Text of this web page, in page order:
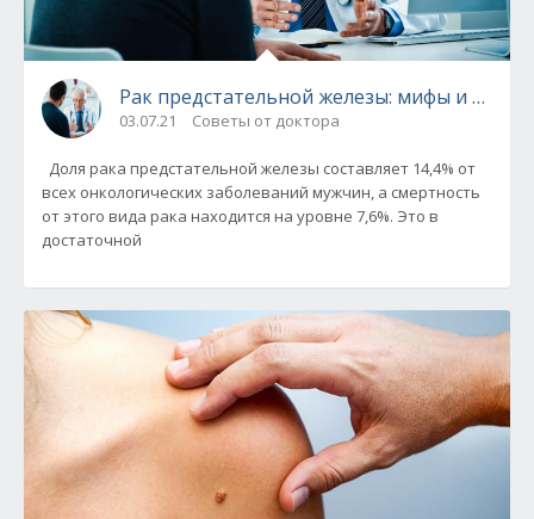
Рак предстательной железы: мифы и
03.07.21 Советы от доктора
Доля рака предстательной железы составляет 14,4% от
всех онкологических заболеваний мужчин, а смертность
от этого вида рака находится на уровне 7,6%. Это в
достаточной